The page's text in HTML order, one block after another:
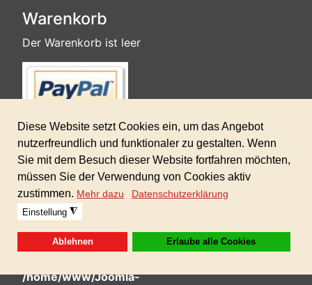
Warenkorb
Der Warenkorb ist leer
Deprecated
: htmlspecialchars(): Passing null to parameter #1
($string) of type string is deprecated in
/home/www/Joomla-